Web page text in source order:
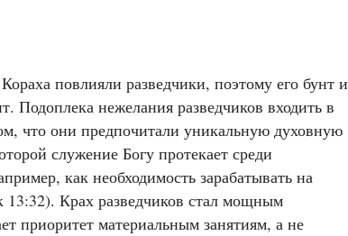
повлияли разведчики, поэтому его бунт и
Подоплека нежелания разведчиков входить в
что они предпочитали уникальную духовную
служение Богу протекает среди
как необходимость зарабатывать на
Крах разведчиков стал мощным
приоритет материальным занятиям, а не